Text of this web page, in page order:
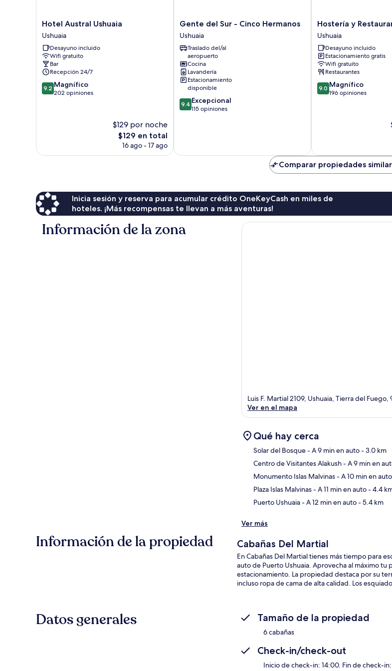
Hotel
Austral
Ushuaia
Ushuaia
Hotel Austral Ushuaia
Ushuaia
Desayuno incluido
Wifi gratuito
Bar
Recepción 24/7
9.2
de
9.2 Magnífico
202 opiniones
$129 por noche
El
precio
$129 en total
16 ago - 17 ago
Gente
del
Sur
-
Cinco
Hermanos
Ushuaia
Gente del Sur - Cinco Hermanos
Ushuaia
Traslado del/al
aeropuerto
Cocina
Lavandería
Estacionamiento
disponible
9.4
de
9.4 Excepcional
115 opiniones
Hostería
y
Restaurante
América
Ushuaia
Hostería y
Ushuaia
Desayuno incluido
Estacionamiento gratis
Wifi gratuito
Restaurantes
9.0
de
9.0 Magnífico
196 opiniones
Comparar propiedades
Inicia sesión y reserva para acumular crédito OneKeyCash en miles de
hoteles. ¡Más recompensas te llevan a más aventuras!
Información de la zona
Luis F. Martial 2109, Ushuaia, Tierra del Fuego,
Ver en el mapa
Qué hay cerca
Solar del Bosque- A 9 min en auto- 3.0 km
Centro de Visitantes Alakush- A 9 min en
Monumento Islas Malvinas- A 10 min en auto
Plaza Islas Malvinas- A 11 min en auto- 4.4
Puerto Ushuaia- A 12 min en auto- 5.4 km
Ver más
Información de la propiedad Cabañas Del Martial
En Cabañas Del Martial tienes más tiempo para
auto de Puerto Ushuaia. Aprovecha al máximo
estacionamiento. La propiedad destaca por su
incluso ropa de cama de alta calidad. Los
Datos generales Tamaño de la propiedad
6 cabañas
Check-in/check-out
Inicio de check-in: 14:00. Fin de check-